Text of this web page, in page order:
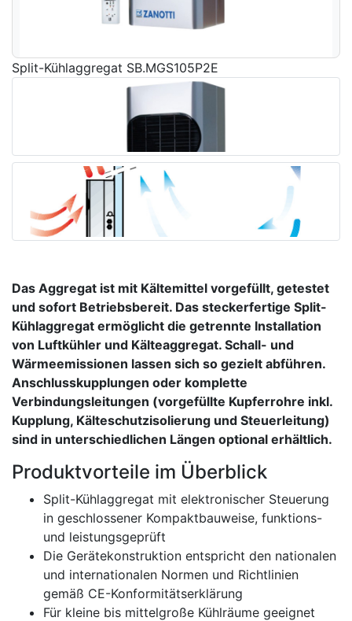
Split-Kühlaggregat SB.MGS105P2E
Das Aggregat ist mit Kältemittel vorgefüllt, getestet
und sofort Betriebsbereit. Das steckerfertige Split-
Kühlaggregat ermöglicht die getrennte Installation
von Luftkühler und Kälteaggregat. Schall- und
Wärmeemissionen lassen sich so gezielt abführen.
Anschlusskupplungen oder komplette
Verbindungsleitungen (vorgefüllte Kupferrohre inkl.
Kupplung, Kälteschutzisolierung und Steuerleitung)
sind in unterschiedlichen Längen optional erhältlich.
Produktvorteile im Überblick
Split-Kühlaggregat mit elektronischer Steuerung
in geschlossener Kompaktbauweise, funktions-
und leistungsgeprüft
Die Gerätekonstruktion entspricht den nationalen
und internationalen Normen und Richtlinien
gemäß CE-Konformitätserklärung
Für kleine bis mittelgroße Kühlräume geeignet